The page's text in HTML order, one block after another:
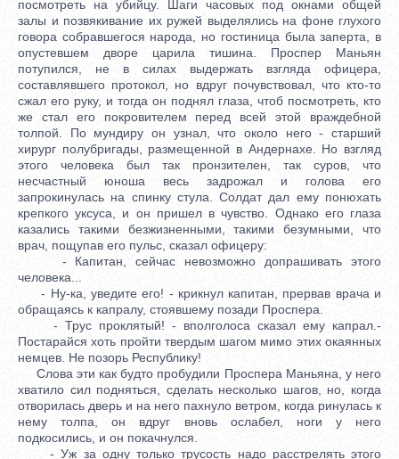
посмотреть на убийцу. Шаги часовых под окнами общей
залы и позвякивание их ружей выделялись на фоне глухого
говора собравшегося народа, но гостиница была заперта, в
опустевшем дворе царила тишина. Проспер Маньян
потупился, не в силах выдержать взгляда офицера,
составлявшего протокол, но вдруг почувствовал, что кто-то
сжал его руку, и тогда он поднял глаза, чтоб посмотреть, кто
же стал его покровителем перед всей этой враждебной
толпой. По мундиру он узнал, что около него - старший
хирург полубригады, размещенной в Андернахе. Но взгляд
этого человека был так пронзителен, так суров, что
несчастный юноша весь задрожал и голова его
запрокинулась на спинку стула. Солдат дал ему понюхать
крепкого уксуса, и он пришел в чувство. Однако его глаза
казались такими безжизненными, такими безумными, что
врач, пощупав его пульс, сказал офицеру:
- Капитан, сейчас невозможно допрашивать этого
человека...
- Ну-ка, уведите его! - крикнул капитан, прервав врача и
обращаясь к капралу, стоявшему позади Проспера.
- Трус проклятый! - вполголоса сказал ему капрал.-
Постарайся хоть пройти твердым шагом мимо этих окаянных
немцев. Не позорь Республику!
Слова эти как будто пробудили Проспера Маньяна, у него
хватило сил подняться, сделать несколько шагов, но, когда
отворилась дверь и на него пахнуло ветром, когда ринулась к
нему толпа, он вдруг вновь ослабел, ноги у него
подкосились, и он покачнулся.
- Уж за одну только трусость надо расстрелять этого